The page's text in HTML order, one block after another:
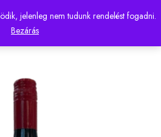
jelenleg nem tudunk rendelést fogadni.
Bezárás